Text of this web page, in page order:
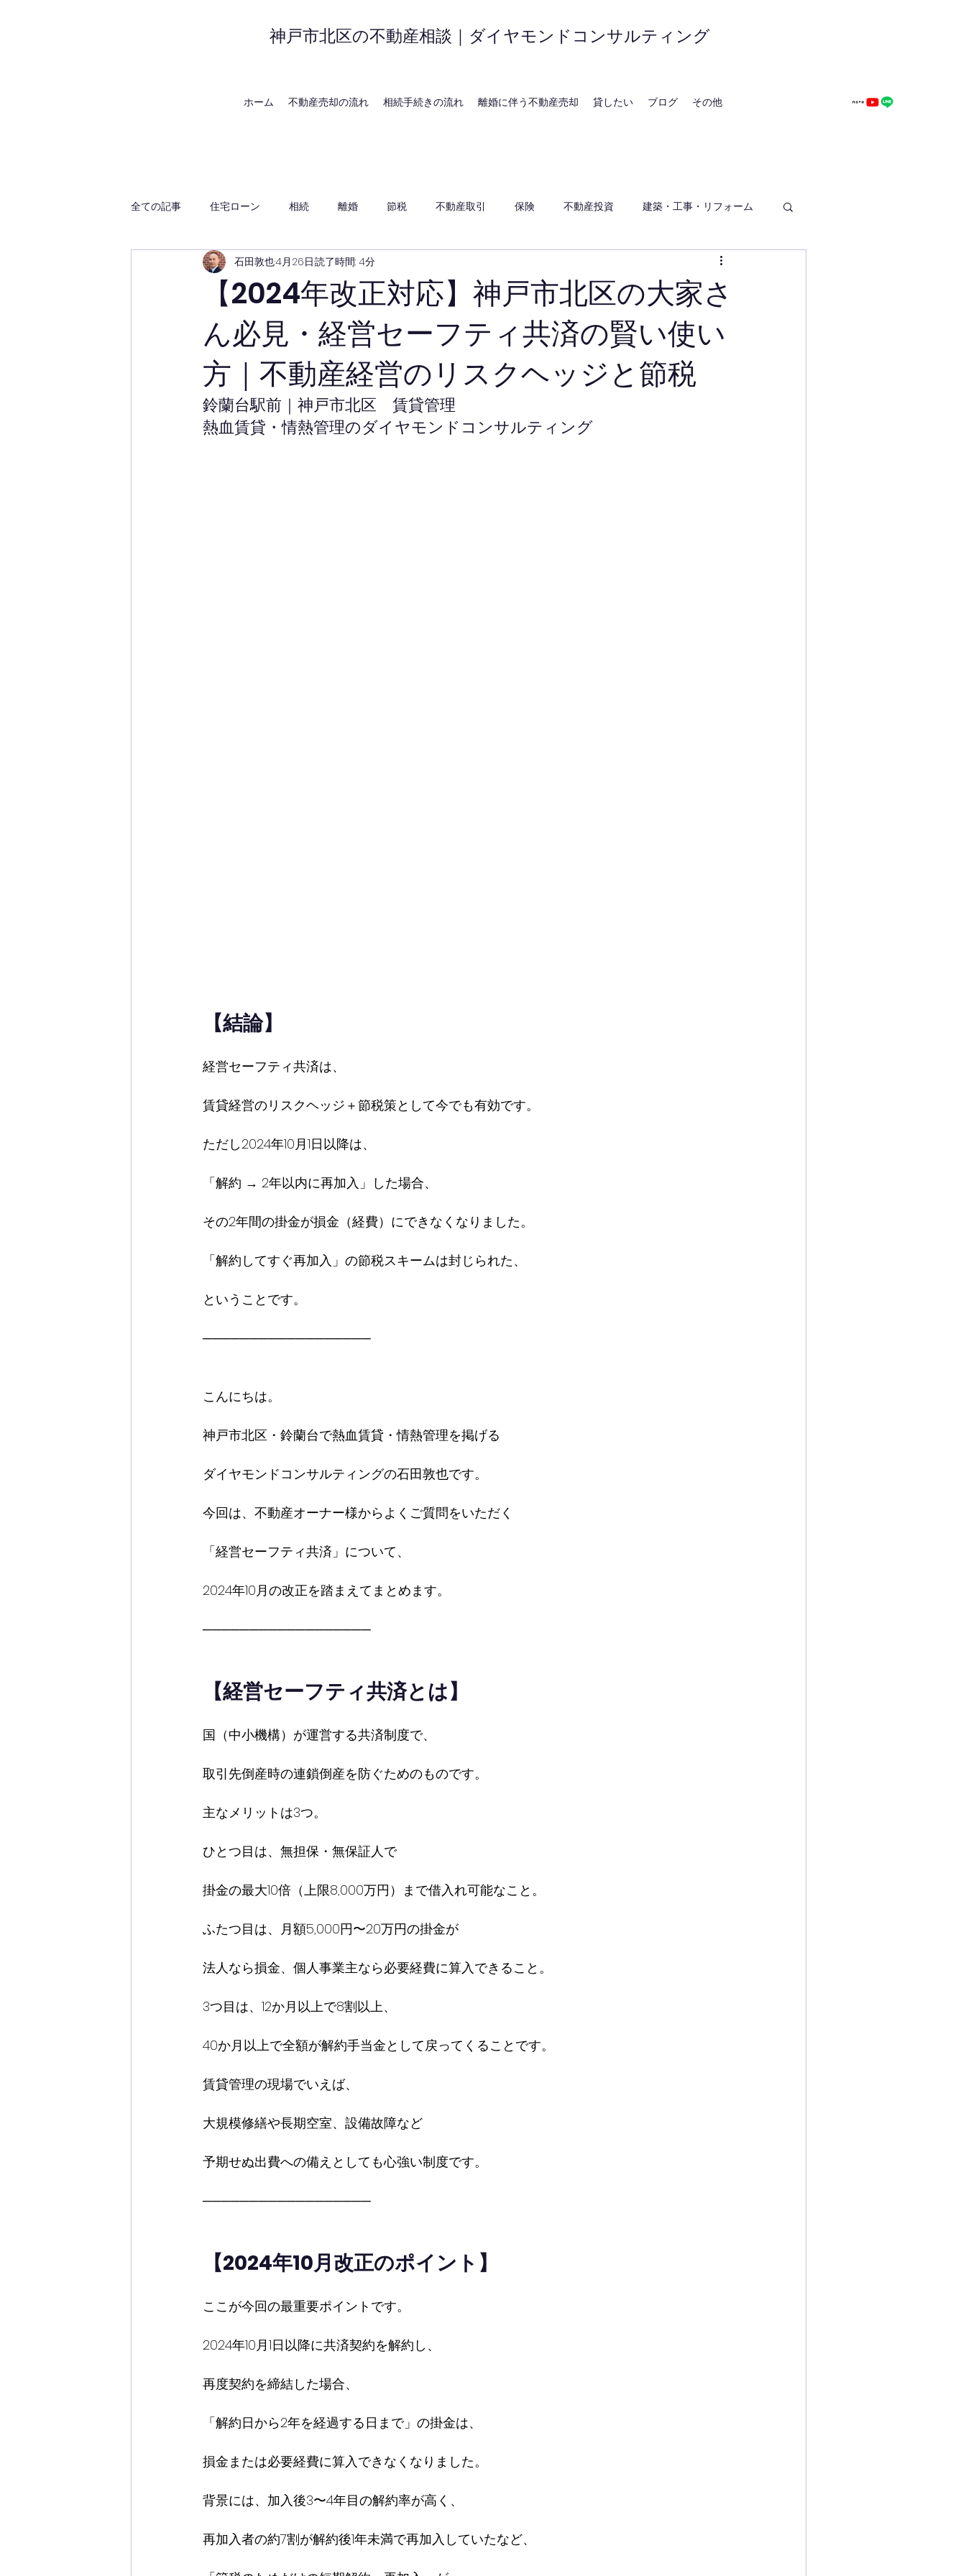
神戸市北区の不動産相談｜ダイヤモンドコンサルティング
ホーム 不動産売却の流れ 相続手続きの流れ 離婚に伴う不動産売却 貸したい ブログ その他
全ての記事 住宅ローン 相続 離婚 節税 不動産取引 保険 不動産投資 建築・工事・リフォーム
神戸の地域・時事
【2024年改正対応】神戸市北区の大家さ
ん必見・経営セーフティ共済の賢い使い
方｜不動産経営のリスクヘッジと節税
石田敦也4月26日読了時間: 4分
鈴蘭台駅前｜神戸市北区　賃貸管理
熱血賃貸・情熱管理のダイヤモンドコンサルティング
【結論】
経営セーフティ共済は、
賃貸経営のリスクヘッジ＋節税策として今でも有効です。
ただし2024年10月1日以降は、
「解約 → 2年以内に再加入」した場合、
その2年間の掛金が損金（経費）にできなくなりました。
「解約してすぐ再加入」の節税スキームは封じられた、
ということです。
──────────────────
こんにちは。
神戸市北区・鈴蘭台で熱血賃貸・情熱管理を掲げる
ダイヤモンドコンサルティングの石田敦也です。
今回は、不動産オーナー様からよくご質問をいただく
「経営セーフティ共済」について、
2024年10月の改正を踏まえてまとめます。
──────────────────
【経営セーフティ共済とは】
国（中小機構）が運営する共済制度で、
取引先倒産時の連鎖倒産を防ぐためのものです。
主なメリットは3つ。
ひとつ目は、無担保・無保証人で
掛金の最大10倍（上限8,000万円）まで借入れ可能なこと。
ふたつ目は、月額5,000円〜20万円の掛金が
法人なら損金、個人事業主なら必要経費に算入できること。
3つ目は、12か月以上で8割以上、
40か月以上で全額が解約手当金として戻ってくることです。
賃貸管理の現場でいえば、
大規模修繕や長期空室、設備故障など
予期せぬ出費への備えとしても心強い制度です。
──────────────────
【2024年10月改正のポイント】
ここが今回の最重要ポイントです。
2024年10月1日以降に共済契約を解約し、
再度契約を締結した場合、
「解約日から2年を経過する日まで」の掛金は、
損金または必要経費に算入できなくなりました。
背景には、加入後3〜4年目の解約率が高く、
再加入者の約7割が解約後1年未満で再加入していたなど、